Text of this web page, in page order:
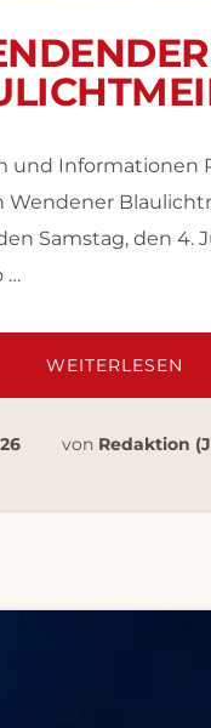
und Informationen
Wendener
Samstag, den 4.
…
WEITERLESEN
von Redaktion